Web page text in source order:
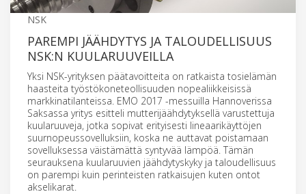
NSK
PAREMPI JÄÄHDYTYS JA TALOUDELLISUUS
NSK:N KUULARUUVEILLA
Yksi NSK-yrityksen päätavoitteita on ratkaista tosielämän
haasteita työstökoneteollisuuden nopealiikkeisissä
markkinatilanteissa. EMO 2017 -messuilla Hannoverissa
Saksassa yritys esitteli mutterijäähdytyksellä varustettuja
kuularuuveja, jotka sopivat erityisesti lineaarikäyttöjen
suurnopeussovelluksiin, koska ne auttavat poistamaan
sovelluksessa väistämättä syntyvää lämpöä. Tämän
seurauksena kuularuuvien jäähdytyskyky ja taloudellisuus
on parempi kuin perinteisten ratkaisujen kuten ontot
akselikarat.